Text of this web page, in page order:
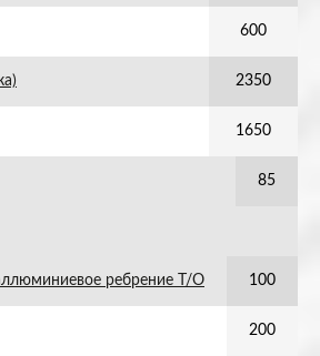
600
2350
1650
85
ребрение Т/О 100
200